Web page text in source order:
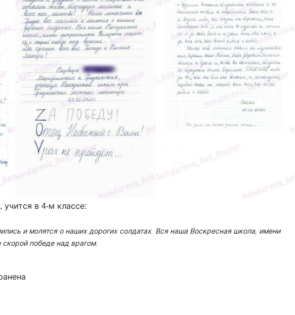
, учится в 4-м классе:
и молятся о наших дорогих солд­атах. Вся наша Воскр­есная школа, имени
поб­еде над врагом.